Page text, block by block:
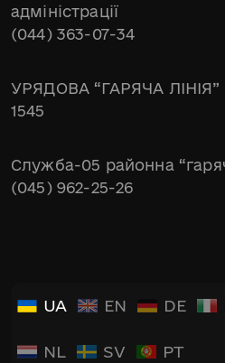
адміністрації
(044) 363-07-34
УРЯДОВА “ГАРЯЧА ЛІНІЯ”
1545
Служба-05 районна
(045) 962-25-26
UA EN DE
NL SV PT